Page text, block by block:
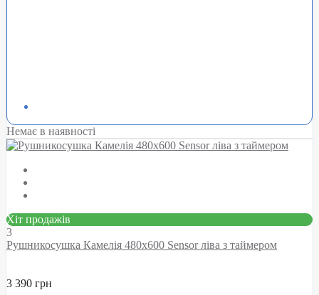
Немає в наявності
Хіт продажів
3
Рушникосушка Камелія 480х600 Sensor ліва з таймером
3 390 грн